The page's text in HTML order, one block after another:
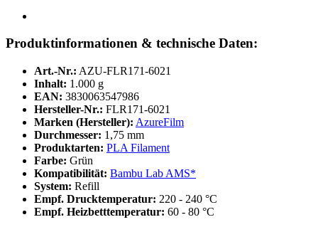
Produktinformationen & technische Daten:
Art.-Nr.: AZU-FLR171-6021
Inhalt: 1.000 g
EAN: 3830063547986
Hersteller-Nr.: FLR171-6021
Marken (Hersteller): AzureFilm
Durchmesser: 1,75 mm
Produktarten: PLA Filament
Farbe: Grün
Kompatibilität: Bambu Lab AMS*
System: Refill
Empf. Drucktemperatur: 220 - 240 °C
Empf. Heizbetttemperatur: 60 - 80 °C